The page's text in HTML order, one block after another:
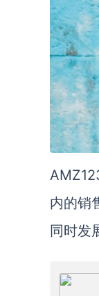
内的销
同时发